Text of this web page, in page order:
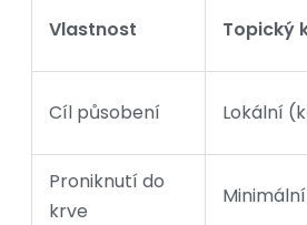
Vlastnost Topický
Cíl působení Lokální
Proniknutí do
krve